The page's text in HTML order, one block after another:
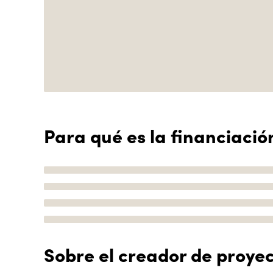
Para qué es la
Sobre el creador de